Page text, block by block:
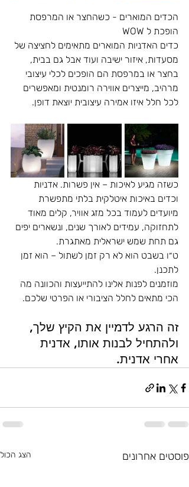
הכדים המוארים - כשהחצר או המרפסת
הופכת ל WOW
כדים האדניות המוארים מתאימים לחציצה של
מסעדות, איזור ישיבה ועוד אבל גם בבית,
בחצר או במרפסת הם הופכים לכלי עיצובי
מרהיב, מייצרים אווירה רומנטית ומאפשרים
לכל חלל איזו אמירה עיצובית יוצאת דופן.
כשזה מגיע לאיכות – אין פשרות. אדניות
וכדים באיכות איטלקית בלתי מתפשרת
מיועדים לעמוד בכל מזג אוויר, קלים מאוד
לתחזוקה, עמידים לאורך שנים, ונשארים יפים
גם תחת שמש ישראלית מאתגרת.
ט״ו בשבט הוא לא רק זמן לשתול – הוא זמן
לתכנן.
מוזמנים לפנות אלינו להתייעצות והכוונה מה
הכי מתאים לחלל הציבורי או הפרטי שלכם.
זה הרגע לדמיין את הקיץ שלך,
ולהתחיל לבנות אותו, אדנית
אחרי אדנית.
פוסטים אחרונים הצג הכול